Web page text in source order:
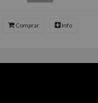
Comprar Info